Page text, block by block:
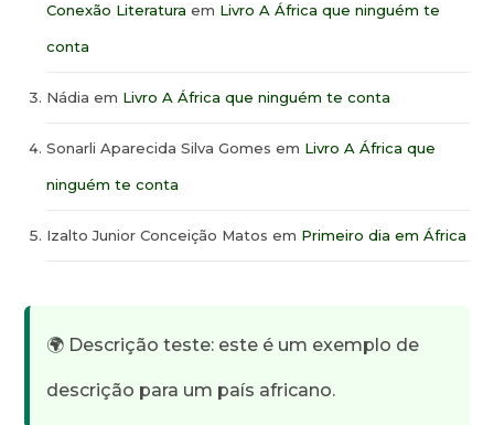
Conexão Literatura em Livro A África que ninguém te
conta
Nádia em Livro A África que ninguém te conta
Sonarli Aparecida Silva Gomes em Livro A África que
ninguém te conta
Izalto Junior Conceição Matos em Primeiro dia em África
🌍 Descrição teste: este é um exemplo de
descrição para um país africano.